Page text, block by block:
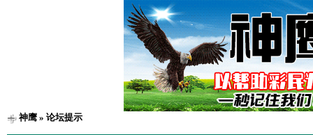
神鹰» 论坛提示